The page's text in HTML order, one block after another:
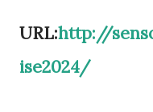
URL:http://
ise2024/